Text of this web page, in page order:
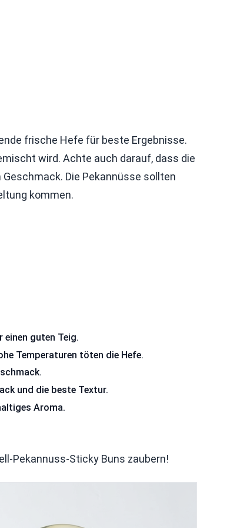
frische Hefe für beste Ergebnisse.
wird. Achte auch darauf, dass die
Die Pekannüsse sollten
kommen.
einen guten Teig.
Temperaturen töten die Hefe.
und die beste Textur.
Aroma.
Pekannuss-Sticky Buns zaubern!